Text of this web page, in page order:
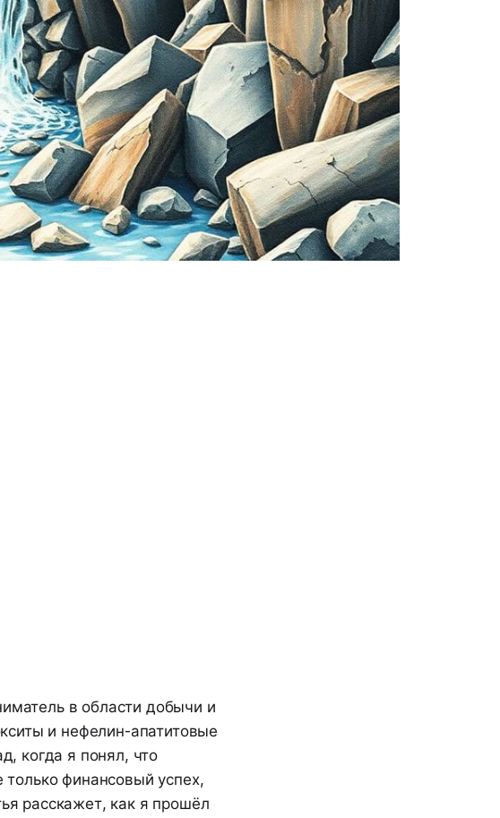
в области добычи и
и нефелин-апатитовые
когда я понял, что
только финансовый успех,
расскажет, как я прошёл